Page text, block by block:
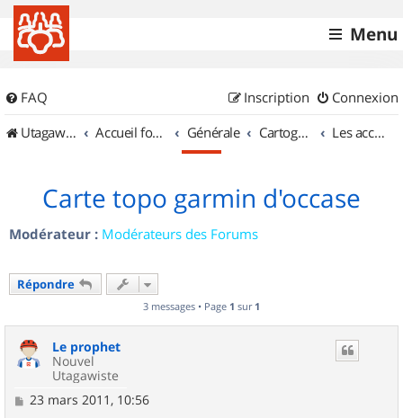
Menu
FAQ Connexion
Inscription
UtagawaVTT (Randos VTT et VTTAE avec traces GPS)
Accueil forum Générale Cartographie et GPS Les accessoires
Carte topo garmin d'occase
Modérateur : Modérateurs des Forums
Répondre
3 messages • Page 1 sur 1
Le prophet
Nouvel
Utagawiste
M
23 mars 2011, 10:56